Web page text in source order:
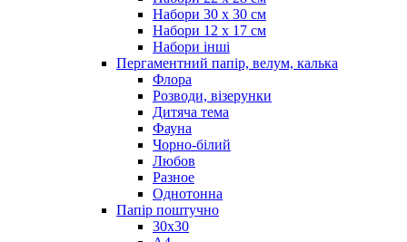
Набори 30 х 30 см
Набори 12 х 17 см
Набори інші
Пергаментний папір, велум, калька
Флора
Розводи, візерунки
Дитяча тема
Фауна
Чорно-білий
Любов
Разное
Однотонна
Папір поштучно
30х30